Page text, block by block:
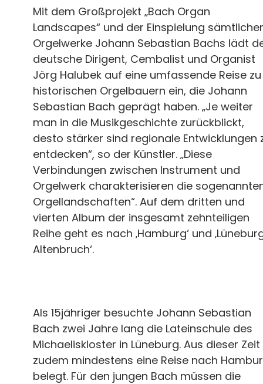
Mit dem Großprojekt „Bach Organ
Landscapes“ und der Einspielung sämtlicher
Orgelwerke Johann Sebastian Bachs lädt
deutsche Dirigent, Cembalist und Organist
Jörg Halubek auf eine umfassende Reise zu
historischen Orgelbauern ein, die Johann
Sebastian Bach geprägt haben. „Je weiter
man in die Musikgeschichte zurückblickt,
desto stärker sind regionale Entwicklungen
entdecken“, so der Künstler. „Diese
Verbindungen zwischen Instrument und
Orgelwerk charakterisieren die
Orgellandschaften“. Auf dem dritten und
vierten Album der insgesamt zehnteiligen
Reihe geht es nach ‚Hamburg‘ und
Altenbruch‘.
Als 15jähriger besuchte Johann Sebastian
Bach zwei Jahre lang die Lateinschule des
Michaeliskloster in Lüneburg. Aus dieser
zudem mindestens eine Reise nach
belegt. Für den jungen Bach müssen die